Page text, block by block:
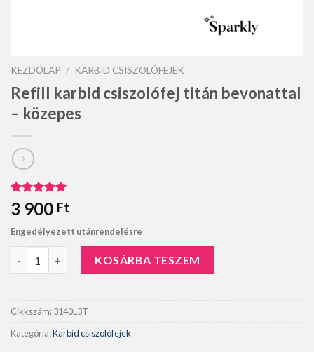
KEZDŐLAP / KARBID CSISZOLÓFEJEK
Refill karbid csiszolófej titán bevonattal
– közepes
Értékelés
5.00az 5-
ből,
1
értékelés
alapján
3 900 Ft
Engedélyezett utánrendelésre
Refill karbid csiszolófej titán bevonattal - közepes mennyiség
KOSÁRBA TESZEM
Cikkszám:3140L3T
Kategória:Karbid csiszolófejek